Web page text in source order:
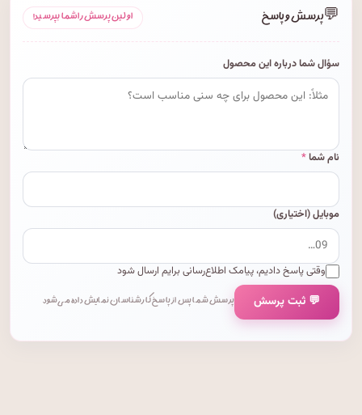
💬پرسش و پاسخ اولین پرسش را شما بپرسید!
سؤال شما درباره این محصول
نام شما*
موبایل (اختیاری)
وقتی پاسخ دادیم، پیامک اطلاع‌رسانی برایم ارسال شود
💬 ثبت پرسش پرسش شما پس از پاسخ کارشناسان نمایش داده می‌شود.